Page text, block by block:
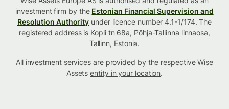
investment firm by the Estonian Financial Supervision and
Resolution Authority under licence number 4.1-1/174. The
registered address is Kopli tn 68a, Põhja-Tallinna linnaosa,
Tallinn, Estonia.
All investment services are provided by the respective Wise
Assetsentity in your location.